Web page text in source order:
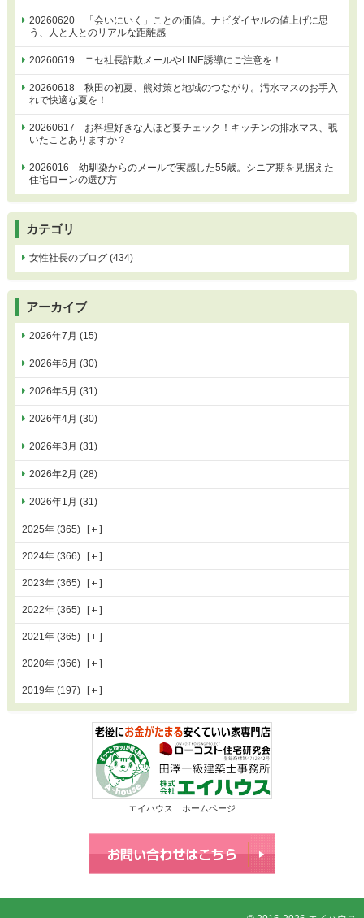
20260620 「会いにいく」ことの価値。ナビダイヤルの値上げに思
う、人と人とのリアルな距離感
20260619 ニセ社長詐欺メールやLINE誘導にご注意を！
20260618 秋田の初夏、熊対策と地域のつながり。汚水マスのお手入
れで快適な夏を！
20260617 お料理好きな人ほど要チェック！キッチンの排水マス、覗
いたことありますか？
2026016 幼馴染からのメールで実感した55歳。シニア期を見据えた
住宅ローンの選び方
カテゴリ
女性社長のブログ (434)
アーカイブ
2026年7月 (15)
2026年6月 (30)
2026年5月 (31)
2026年4月 (30)
2026年3月 (31)
2026年2月 (28)
2026年1月 (31)
2025年 (365)
2024年 (366)
2023年 (365)
2022年 (365)
2021年 (365)
2020年 (366)
2019年 (197)
エイハウス ホームページ